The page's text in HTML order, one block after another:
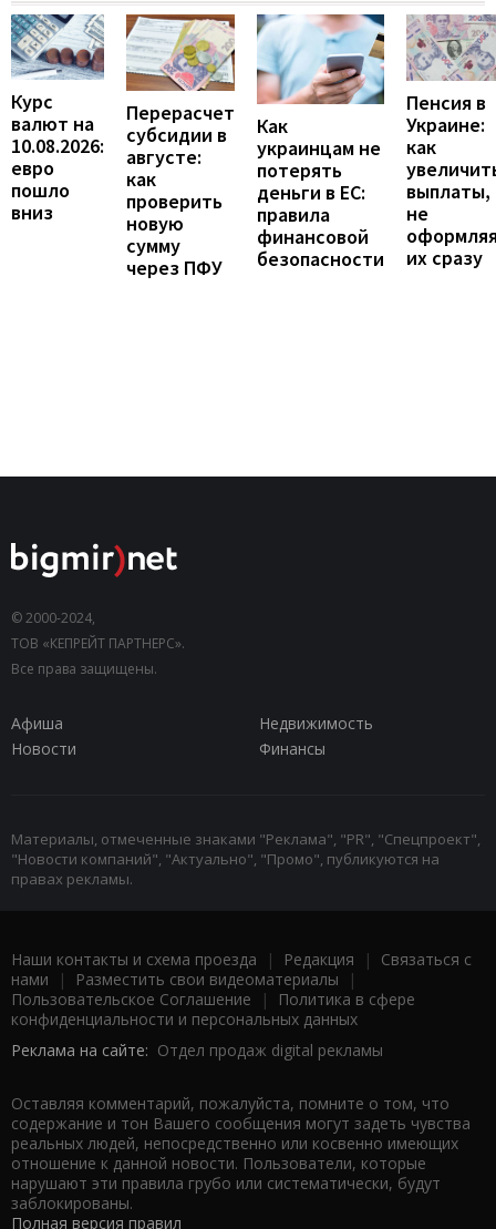
Курс
валют на
10.08.2026:
евро
пошло
вниз
Перерасчет
субсидии в
августе:
как
проверить
новую
сумму
через ПФУ
Как
украинцам не
потерять
деньги в ЕС:
правила
финансовой
безопасности
Пенсия в
Украине:
как
выплаты,
не
их сразу
© 2000-2024,
ТОВ «КЕПРЕЙТ ПАРТНЕРС».
Все права защищены.
Афиша
Недвижимость
Новости
Финансы
Материалы, отмеченные знаками "Реклама", "PR", "Спецпроект",
"Новости компаний", "Актуально", "Промо", публикуются на
правах рекламы.
Наши контакты и схема проезда | Редакция | Связаться с
нами | Разместить свои видеоматериалы |
Пользовательское Соглашение |
Политика в сфере
конфиденциальности и персональных данных
Реклама на сайте: Отдел продаж digital рекламы
Оставляя комментарий, пожалуйста, помните о том, что
содержание и тон Вашего сообщения могут задеть чувства
реальных людей, непосредственно или косвенно имеющих
отношение к данной новости. Пользователи, которые
нарушают эти правила грубо или систематически, будут
заблокированы.
Полная версия правил